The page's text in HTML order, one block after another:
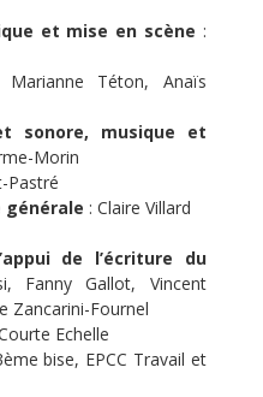
et mise en scène :
Téton, Anaïs
sonore, musique et
Morin
Pastré
générale : Claire Villard
de l’écriture du
Fanny Gallot, Vincent
Zancarini-Fournel
Echelle
bise, EPCC Travail et